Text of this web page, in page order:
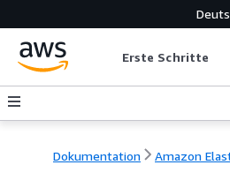
Erste Schritte
Dokumentation Amazon